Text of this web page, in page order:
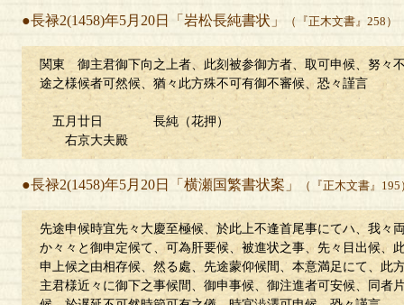
●長禄2(1458)年5月20日「岩松長純書状」 （『正木文書』258）
関東 御主君御下向之上者、此刻被参御方者、取可申候、努々
途之様候者可然候、猶々此方殊不可有御不審候、恐々謹言
五月廿日 長純（花押）
右京大夫殿
●長禄2(1458)年5月20日「横瀬国繁書状案」 （『正木文書』195
先途申候時宜先々大慶至極候、於此上不逢首尾事にてハ、我々
か々々と御申定候て、可為肝要候、被進状之事、先々目出候、
申上候之由相存候、然る處、先途蒙仰候間、本意満足にて、
主君様近々に御下之事候間、御申事候、御注進者可安候、同者